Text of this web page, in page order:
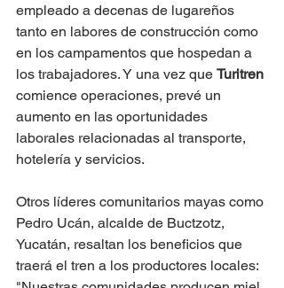
empleado a decenas de lugareños
tanto en labores de construcción como
en los campamentos que hospedan a
los trabajadores. Y una vez que Turitren
comience operaciones, prevé un
aumento en las oportunidades
laborales relacionadas al transporte,
hotelería y servicios.
Otros líderes comunitarios mayas como
Pedro Ucán, alcalde de Buctzotz,
Yucatán, resaltan los beneficios que
traerá el tren a los productores locales: